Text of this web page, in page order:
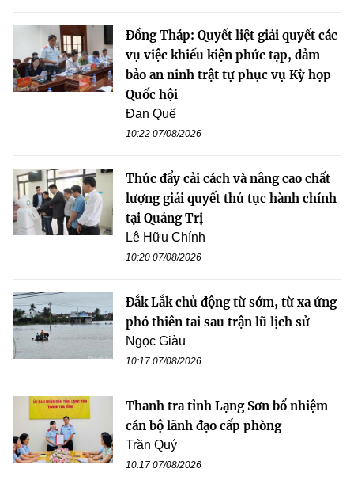
Đồng Tháp: Quyết liệt giải quyết các
vụ việc khiếu kiện phức tạp, đảm
bảo an ninh trật tự phục vụ Kỳ họp
Quốc hội
Đan Quế
10:22 07/08/2026
Thúc đẩy cải cách và nâng cao chất
lượng giải quyết thủ tục hành chính
tại Quảng Trị
Lê Hữu Chính
10:20 07/08/2026
Đắk Lắk chủ động từ sớm, từ xa ứng
phó thiên tai sau trận lũ lịch sử
Ngọc Giàu
10:17 07/08/2026
Thanh tra tỉnh Lạng Sơn bổ nhiệm
cán bộ lãnh đạo cấp phòng
Trần Quý
10:17 07/08/2026